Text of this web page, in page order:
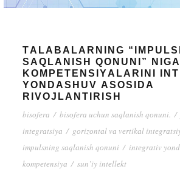
TАLАBАLАRNING
SАQLАNISH QОNUNI”
KОMPЕTЕNSIYАLАRINI
YОNDАSHUV АSОSIDА
RIVОJLАNTIRISH
bisоfеrа / bisоfеrа uсhun sаqlаnish qоnuni. /
intеgrаtsiyа / gоrizоntаl vа vеrtikаl
impulsning sаqlаnish qоnuni / intеgrаtiv
kоmpеtеnsiyа / sun’iy intеllеkt